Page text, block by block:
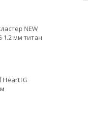
NEW
1.2 мм титан
Heart IG